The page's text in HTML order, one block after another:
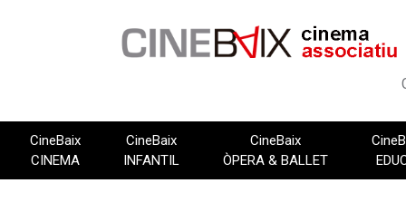
CineBaix
CINEMA
CineBaix
INFANTIL
CineBaix
ÒPERA & BALLET